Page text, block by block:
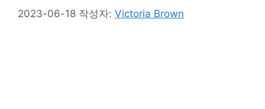
2023-06-18 작성자: Victoria Brown